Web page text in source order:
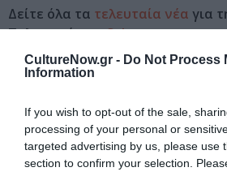
CultureNow.gr - Do Not Process
Information
If you wish to opt-out of the sale,
processing of your personal or
targeted advertising by us, please use
section to confirm your selection.
Δείτε όλα τα τελευταία νέα για
Πολιτισμό στοCulturenow.gr
Νέοι Διαγωνισμοί
Tags
ΘΕΑΤΡΟ ΑΛΚΜΗΝΗ
ΠΑΙΔΙΚΕΣ
ΠΑΙΔΙΚΕΣ ΠΑΡΑΣΤΑΣΕΙΣ ΚΑΙ ΕΚΘΕΣΕΙΣ ΓΙΑ